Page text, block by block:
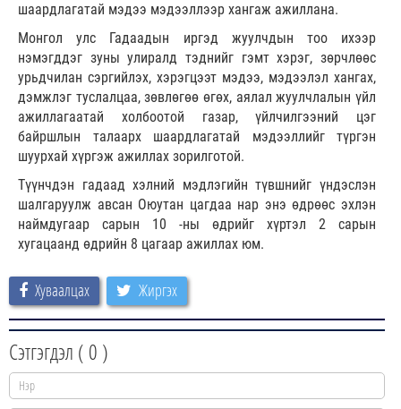
шаардлагатай мэдээ мэдээллээр хангаж ажиллана.
Монгол улс Гадаадын иргэд жуулчдын тоо ихээр
нэмэгддэг зуны улиралд тэднийг гэмт хэрэг, зөрчлөөс
урьдчилан сэргийлэх, хэрэгцээт мэдээ, мэдээлэл хангах,
дэмжлэг туслалцаа, зөвлөгөө өгөх, аялал жуулчлалын үйл
ажиллагаатай холбоотой газар, үйлчилгээний цэг
байршлын талаарх шаардлагатай мэдээллийг түргэн
шуурхай хүргэж ажиллах зорилготой.
Түүнчдэн гадаад хэлний мэдлэгийн түвшнийг үндэслэн
шалгаруулж авсан Оюутан цагдаа нар энэ өдрөөс эхлэн
наймдугаар сарын 10 -ны өдрийг хүртэл 2 сарын
хугацаанд өдрийн 8 цагаар ажиллах юм.
Хуваалцах Жиргэх
Сэтгэгдэл ( 0 )